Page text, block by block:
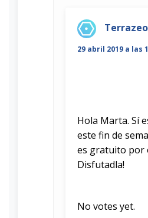
Terrazeo
29 abril 2019 a las
Hola Marta. Sí
este fin de
es gratuito por
Disfutadla!
No votes yet.